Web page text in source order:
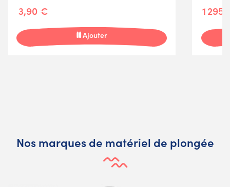
3,90 €
Ajouter
1
Nos marques de matériel de plongée